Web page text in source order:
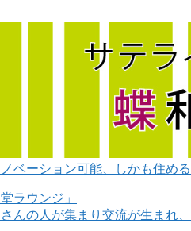
ベーション可能、しかも住め
んの人が集まり交流が生まれ